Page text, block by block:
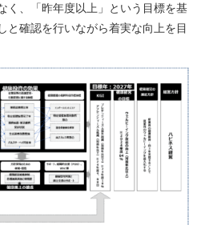
く、「昨年度以上」という目標を基
と確認を行いながら着実な向上を目